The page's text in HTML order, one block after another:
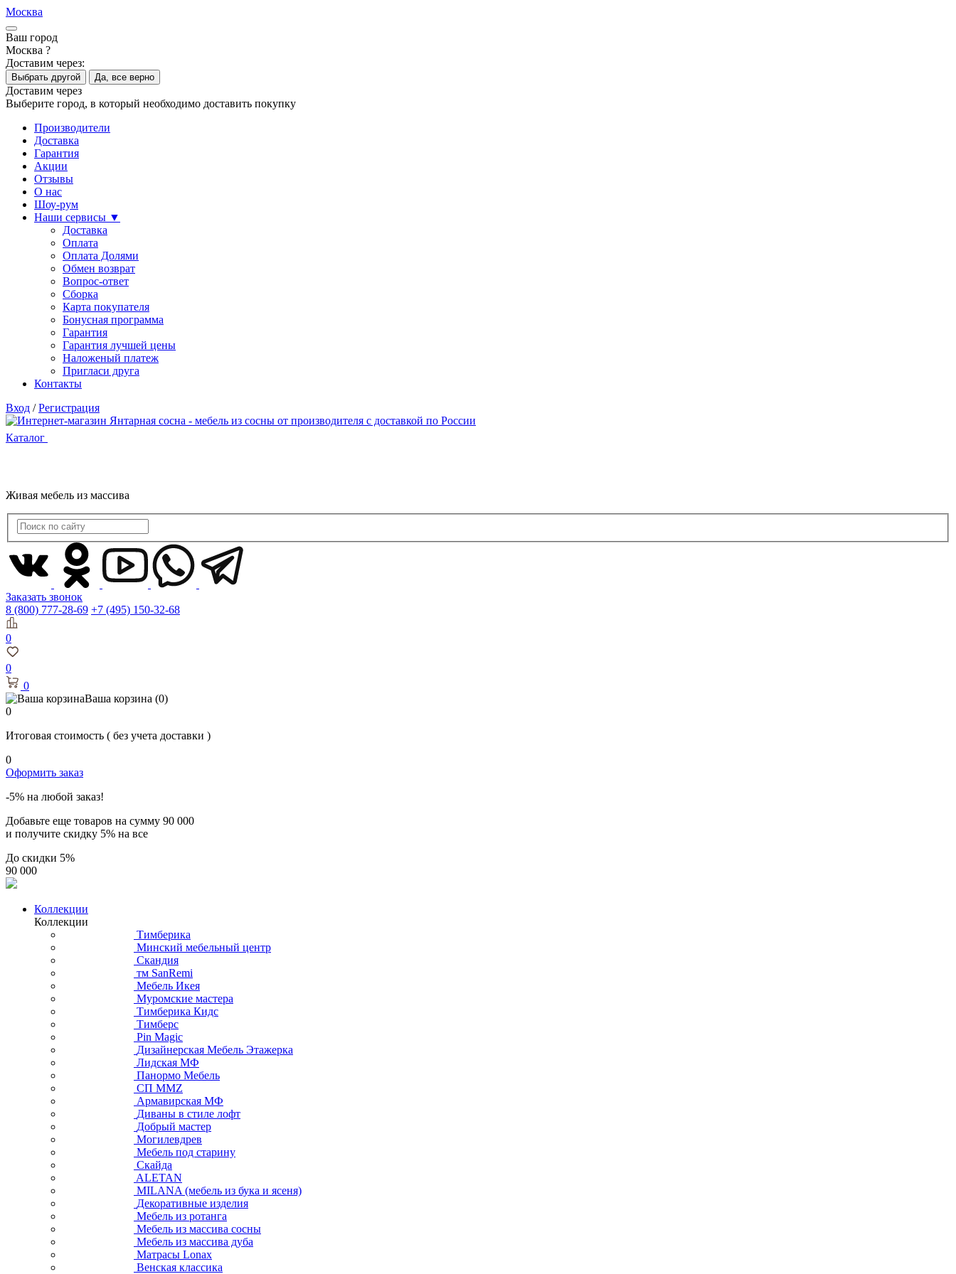
Москва
Ваш город
Москва ?
Доставим через:
Выбрать другой Да, все верно
Доставим через
Выберите город, в который необходимо доставить покупку
Производители
Доставка
Гарантия
Акции
Отзывы
О нас
Шоу-рум
Наши сервисы ▼
Доставка
Оплата
Оплата Долями
Обмен возврат
Вопрос-ответ
Сборка
Карта покупателя
Бонусная программа
Гарантия
Гарантия лучшей цены
Наложеный платеж
Пригласи друга
Контакты
Вход / Регистрация
Каталог
Живая мебель из массива
Заказать звонок
8 (800) 777-28-69 +7 (495) 150-32-68
0
0
0
Ваша корзина (0)
0
Итоговая стоимость ( без учета доставки )
0
Оформить заказ
-5% на любой заказ!
Добавьте еще товаров на сумму 90 000
и получите скидку 5% на все
До скидки 5%
90 000
Коллекции
Коллекции
Тимберика
Минский мебельный центр
Скандия
тм SanRemi
Мебель Икея
Муромские мастера
Тимберика Кидс
Тимберс
Pin Magic
Дизайнерская Мебель Этажерка
Лидская МФ
Панормо Мебель
СП ММZ
Армавирская МФ
Диваны в стиле лофт
Добрый мастер
Могилевдрев
Мебель под старину
Скайда
ALETAN
MILANA (мебель из бука и ясеня)
Декоративные изделия
Мебель из ротанга
Мебель из массива сосны
Мебель из массива дуба
Матрасы Lonax
Венская классика